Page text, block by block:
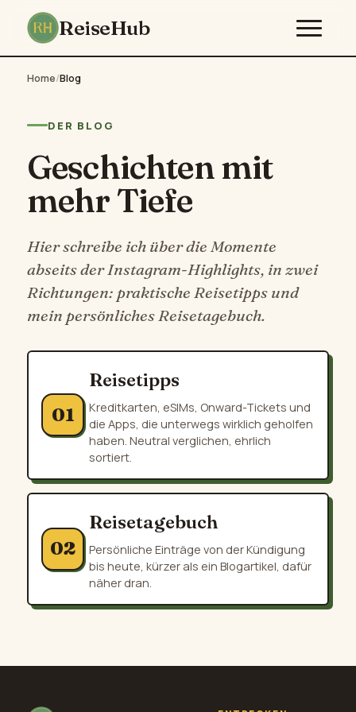
ReiseHub
Home/Blog
DER BLOG
Geschichten mit
mehr Tiefe
Hier schreibe ich über die Momente
abseits der Instagram-Highlights, in zwei
Richtungen: praktische Reisetipps und
mein persönliches Reisetagebuch.
01
Reisetipps
Kreditkarten, eSIMs, Onward-Tickets und
die Apps, die unterwegs wirklich geholfen
haben. Neutral verglichen, ehrlich
sortiert.
02
Reisetagebuch
Persönliche Einträge von der Kündigung
bis heute, kürzer als ein Blogartikel, dafür
näher dran.